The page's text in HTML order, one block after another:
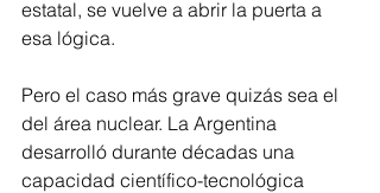
estatal, se vuelve a abrir la puerta a
esa lógica.
Pero el caso más grave quizás sea el
del área nuclear. La Argentina
desarrolló durante décadas una
capacidad científico-tecnológica